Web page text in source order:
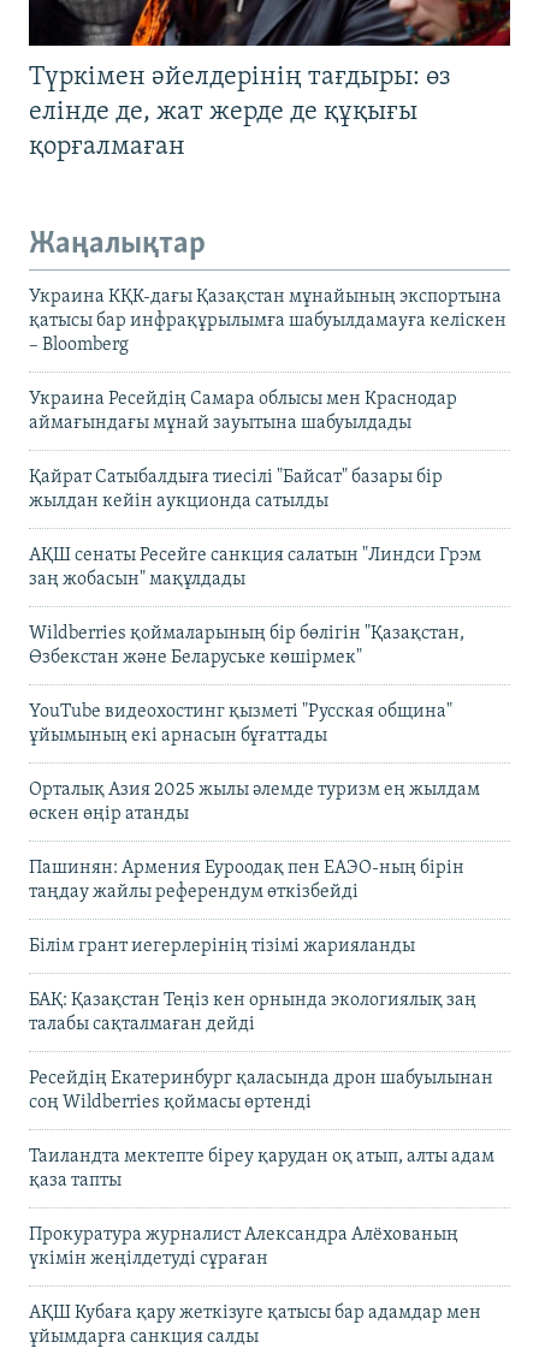
Түркімен әйелдерінің тағдыры: өз
елінде де, жат жерде де құқығы
қорғалмаған
Жаңалықтар
Украина КҚК-дағы Қазақстан мұнайының экспортына
қатысы бар инфрақұрылымға шабуылдамауға келіскен
– Bloomberg
Украина Ресейдің Самара облысы мен Краснодар
аймағындағы мұнай зауытына шабуылдады
Қайрат Сатыбалдыға тиесілі "Байсат" базары бір
жылдан кейін аукционда сатылды
АҚШ сенаты Ресейге санкция салатын "Линдси Грэм
заң жобасын" мақұлдады
Wildberries қоймаларының бір бөлігін "Қазақстан,
Өзбекстан және Беларуське көшірмек"
YouTube видеохостинг қызметі "Русская община"
ұйымының екі арнасын бұғаттады
Орталық Азия 2025 жылы әлемде туризм ең жылдам
өскен өңір атанды
Пашинян: Армения Еуроодақ пен ЕАЭО-ның бірін
таңдау жайлы референдум өткізбейді
Білім грант иегерлерінің тізімі жарияланды
БАҚ: Қазақстан Теңіз кен орнында экологиялық заң
талабы сақталмаған дейді
Ресейдің Екатеринбург қаласында дрон шабуылынан
соң Wildberries қоймасы өртенді
Таиландта мектепте біреу қарудан оқ атып, алты адам
қаза тапты
Прокуратура журналист Александра Алёхованың
үкімін жеңілдетуді сұраған
АҚШ Кубаға қару жеткізуге қатысы бар адамдар мен
ұйымдарға санкция салды